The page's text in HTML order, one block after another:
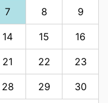
7 8 9
14 15 16
21 22 23
28 29 30